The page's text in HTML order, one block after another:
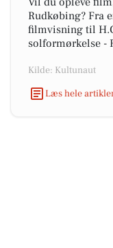
Rudkøbing? Fra
filmvisning til
solformørkelse -
Kilde: Kultunaut
Læs hele